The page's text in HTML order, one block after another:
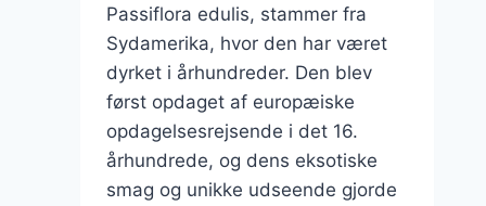
Passiflora edulis, stammer fra
Sydamerika, hvor den har været
dyrket i århundreder. Den blev
først opdaget af europæiske
opdagelsesrejsende i det 16.
århundrede, og dens eksotiske
smag og unikke udseende gjorde